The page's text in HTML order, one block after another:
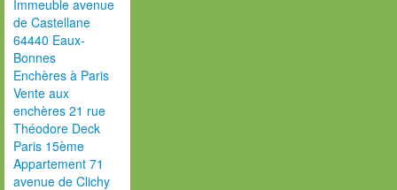
Immeuble avenue
de Castellane
64440 Eaux-
Bonnes
Enchères à Paris
Vente aux
enchères 21 rue
Théodore Deck
Paris 15ème
Appartement 71
avenue de Clichy